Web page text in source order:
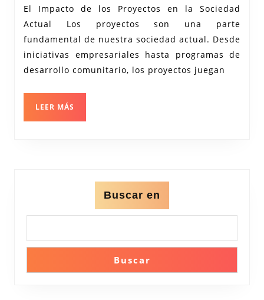
los
Proyectos
en
la
Sociedad
El Impacto de los Proyectos en la Sociedad
Actual Los proyectos son una parte
fundamental de nuestra sociedad actual. Desde
iniciativas empresariales hasta programas de
desarrollo comunitario, los proyectos juegan
LEER MÁS
Buscar en
Buscar